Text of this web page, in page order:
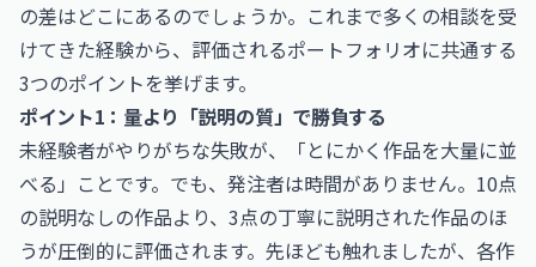
の差はどこにあるのでしょうか。これまで多くの相談を受
けてきた経験から、評価されるポートフォリオに共通する
3つのポイントを挙げます。
ポイント1：量より「説明の質」で勝負する
未経験者がやりがちな失敗が、「とにかく作品を大量に並
べる」ことです。でも、発注者は時間がありません。10点
の説明なしの作品より、3点の丁寧に説明された作品のほ
うが圧倒的に評価されます。先ほども触れましたが、各作